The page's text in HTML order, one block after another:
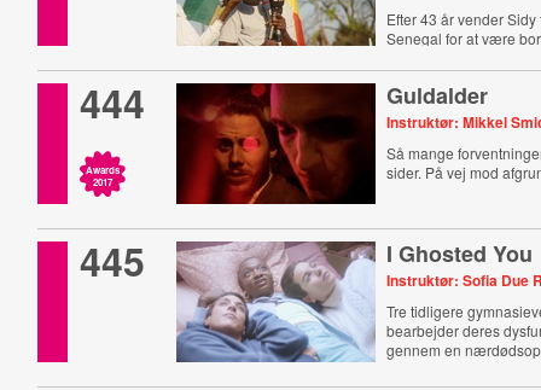
Efter 43 år vender
Senegal for at være
444
Awards
2017
Guldalder
Instruktør: Mikkel
Så mange
sider. På vej mod
445 I Ghosted You
Instruktør: Sofia Due
Tre tidligere
bearbejder deres
gennem en